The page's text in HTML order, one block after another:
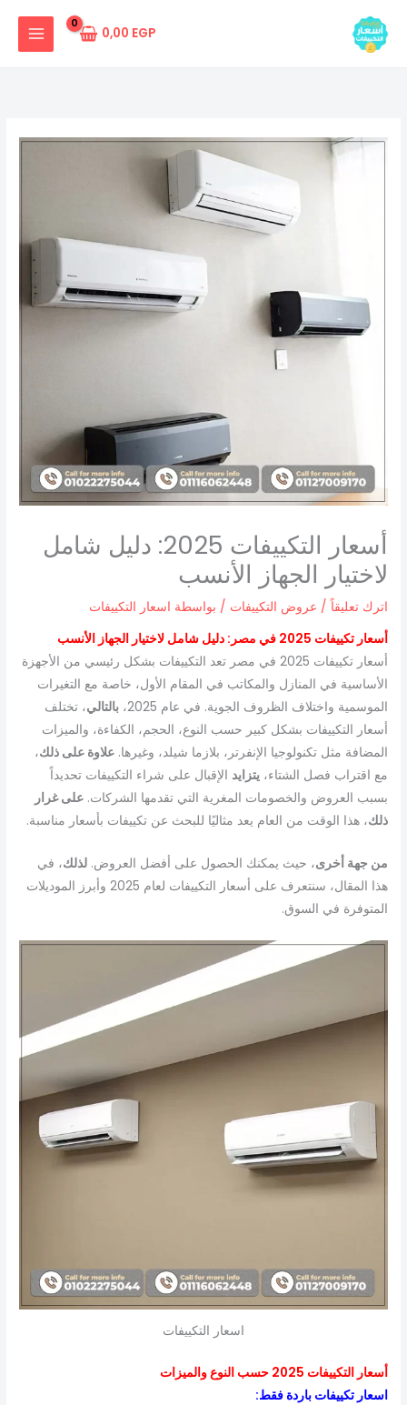
المحتوى
0,00 EGP
أسعار التكييفات 2025: دليل شامل
لاختيار الجهاز الأنسب
اترك تعليقاً / عروض التكييفات / بواسطة اسعار التكييفات
أسعار تكييفات 2025 في مصر: دليل شامل لاختيار الجهاز الأنسب
أسعار تكييفات 2025 في مصر تعد التكييفات بشكل رئيسي من الأجهزة
الأساسية في المنازل والمكاتب في المقام الأول، خاصة مع التغيرات
الموسمية واختلاف الظروف الجوية. في عام 2025،
بالتالي، تختلف
أسعار التكييفات بشكل كبير حسب النوع، الحجم، الكفاءة، والميزات
المضافة مثل تكنولوجيا الإنفرتر، بلازما شيلد، وغيرها.علاوة على ذلك،
مع اقتراب فصل الشتاء،يتزايد الإقبال على شراء التكييفات تحديداً
بسبب العروض والخصومات المغرية التي تقدمها الشركات.على غرار
ذلك، هذا الوقت من العام يعد مثاليًا للبحث عن تكييفات بأسعار مناسبة.
من جهة أخرى، حيث يمكنك الحصول على أفضل العروض.لذلك، في
هذا المقال، سنتعرف على أسعار التكييفات لعام 2025 وأبرز الموديلات
المتوفرة في السوق.
اسعار التكييفات
أسعار التكييفات 2025 حسب النوع والميزات
اسعار تكييفات باردة فقط: